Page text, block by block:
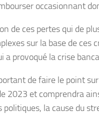
occasionnant
de ces pertes qui de
sur la base de ces
a provoqué la crise
de faire le point
2023 et comprendra
politiques, la cause du